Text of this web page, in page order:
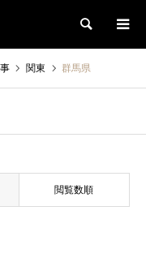
検索
関東 群馬県
閲覧数順